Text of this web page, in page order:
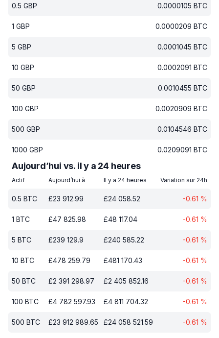
0.5 GBP 0.0000105 BTC
1 GBP 0.0000209 BTC
5 GBP 0.0001045 BTC
10 GBP 0.0002091 BTC
50 GBP 0.0010455 BTC
100 GBP 0.0020909 BTC
500 GBP 0.0104546 BTC
1000 GBP 0.0209091 BTC
Aujourd’hui vs. il y a 24 heures
Actif Aujourd’hui à Il y a 24 heures Variation sur 24h
0.5 BTC £23 912.99 £24 058.52 -0.61 %
1 BTC £47 825.98 £48 117.04 -0.61 %
5 BTC £239 129.9 £240 585.22 -0.61 %
10 BTC £478 259.79 £481 170.43 -0.61 %
50 BTC £2 391 298.97 £2 405 852.16 -0.61 %
100 BTC £4 782 597.93 £4 811 704.32 -0.61 %
500 BTC £23 912 989.65 £24 058 521.59 -0.61 %